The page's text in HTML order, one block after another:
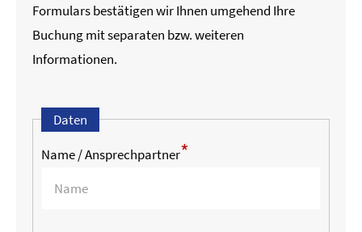
Formulars bestätigen wir Ihnen umgehend Ihre
Buchung mit separaten bzw. weiteren
Informationen.
Daten
Name / Ansprechpartner*